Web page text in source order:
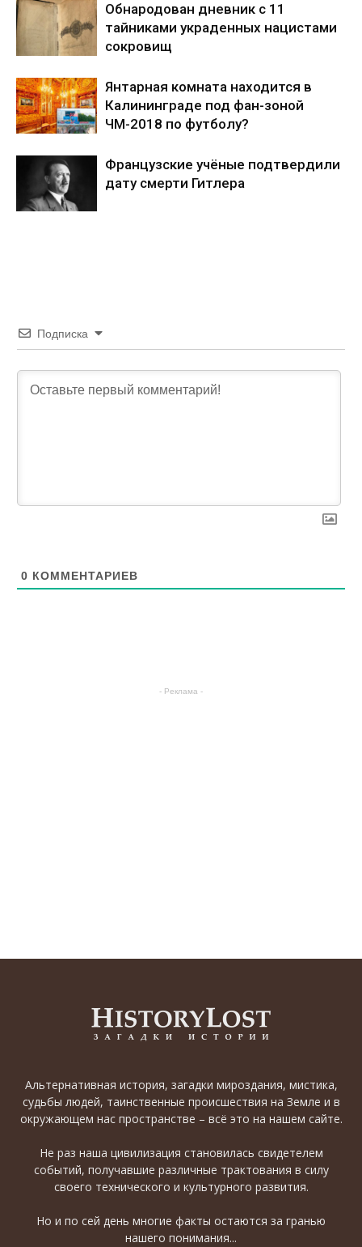
Обнародован дневник с 11
тайниками украденных нацистами
сокровищ
Янтарная комната находится в
Калининграде под фан-зоной
ЧМ-2018 по футболу?
Французские учёные подтвердили
дату смерти Гитлера
Подписка
0 КОММЕНТАРИЕВ
- Реклама -
Альтернативная история, загадки мироздания, мистика,
судьбы людей, таинственные происшествия на Земле и в
окружающем нас пространстве – всё это на нашем сайте.
Не раз наша цивилизация становилась свидетелем
событий, получавшие различные трактования в силу
своего технического и культурного развития.
Но и по сей день многие факты остаются за гранью
нашего понимания...